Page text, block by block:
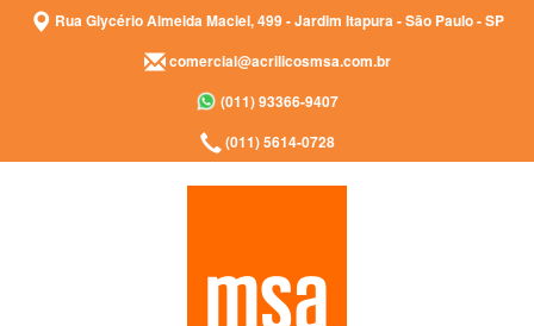
Rua Glycério Almeida Maciel, 499 - Jardim Itapura - São Paulo - SP
comercial@acrilicosmsa.com.br
(011) 93366-9407
(011) 5614-0728